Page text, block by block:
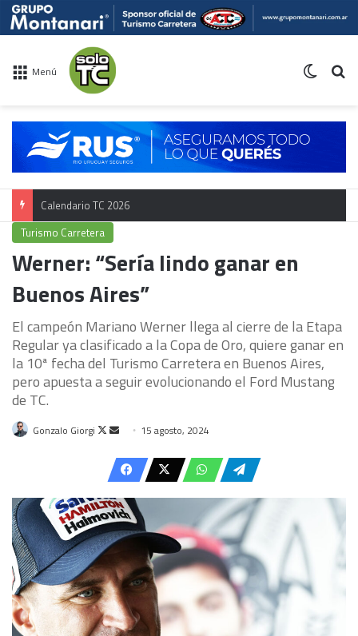
Menú
Calendario TC 2026
Turismo Carretera
Werner: “Sería lindo ganar en
Buenos Aires”
El campeón Mariano Werner llega al cierre de la Etapa
Regular ya clasificado a la Copa de Oro, quiere ganar en
la 10ª fecha del Turismo Carretera en Buenos Aires,
pero apuesta a seguir evolucionando el Ford Mustang
de TC.
Gonzalo Giorgi
Follow
X
Send
email
15 agosto, 2024